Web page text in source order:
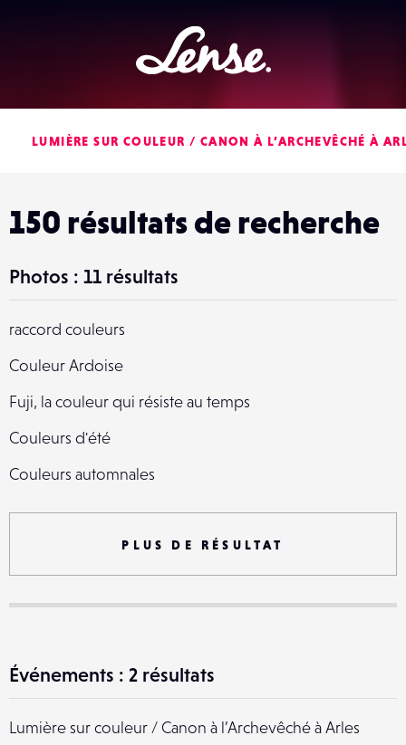
Lense
LUMIÈRE SUR COULEUR / CANON À L’ARCHEVÊCHÉ À
150 résultats de recherche
Photos : 11 résultats
raccord couleurs
Couleur Ardoise
Fuji, la couleur qui résiste au temps
Couleurs d'été
Couleurs automnales
De couleurs et de nacres
Lookup vegetal en couleurPLUS DE RÉSULTAT
Événements : 2 résultats
Lumière sur couleur / Canon à l’Archevêché à Arles